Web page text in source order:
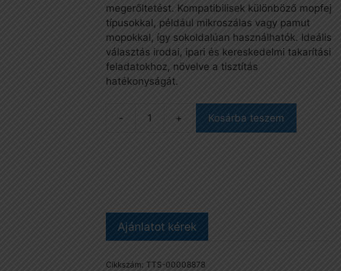
megerőltetést. Kompatibilisek különböző mopfej
típusokkal, például mikroszálas vagy pamut
mopokkal, így sokoldalúan használhatók. Ideális
választás irodai, ipari és kereskedelmi takarítási
feladatokhoz, növelve a tisztítás
hatékonyságát.
mennyiség
Kosárba teszem
Ajánlatot kérek
Cikkszám:TTS-00008878